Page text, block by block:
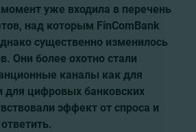
уже входила в перечень
над которым FinComBank
существенно изменилось
Они более охотно стали
каналы как для
для цифровых банковских
эффект от спроса и